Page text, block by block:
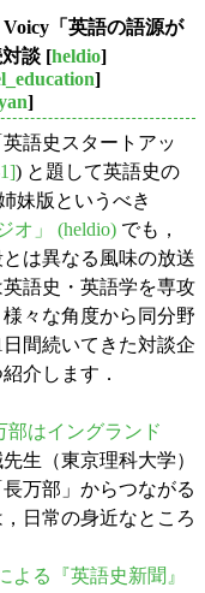
「英語の語源が
談 [heldio]
]
]
語史スタートアッ
) と題して英語史の
妹版というべき
オ」 (heldio) でも，
は異なる風味の放送
語史・英語学を専攻
々な角度から同分野
間続いてきた対談企
介します．
はイングランド
生（東京理科大学）
万部」からつながる
日常の身近なところ
よる『英語史新聞』